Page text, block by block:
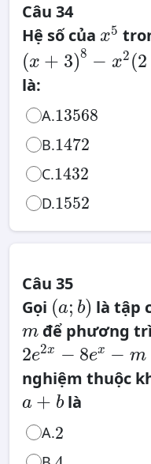
Câu 34
Hệ số của x5
5
(x + 3)8 − x2 (2
(x+3)8
−
x2
(2−x )5
là:
A.13568
13568
B.1472
1472
C.1432
1432
D.1552
1552
Câu 35
Gọi (a; b)
(a; b) là tập
m
m để phương
2e2x − 8ex − m
2
e2x
−
8
ex
−
m
=
0
nghiệm thuộc
a + b
a
+
b là
A.2
2
4